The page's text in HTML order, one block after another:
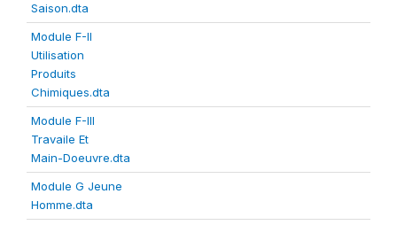
Saison.dta
Module F-II
Utilisation
Produits
Chimiques.dta
Module F-III
Travaile Et
Main-Doeuvre.dta
Module G Jeune
Homme.dta